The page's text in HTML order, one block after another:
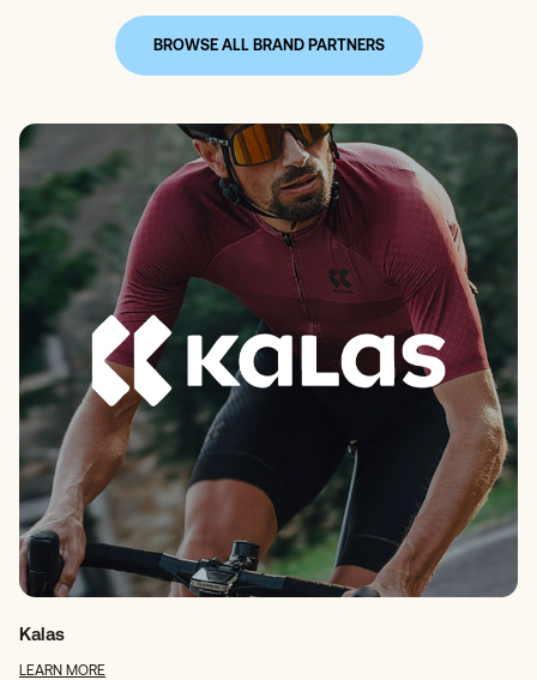
BROWSE ALL BRAND PARTNERS
Kalas
LEARN MORE